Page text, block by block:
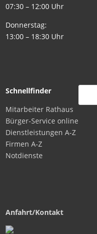
07:30 – 12:00 Uhr
Donnerstag:
13:00 – 18:30 Uhr
Schnellfinder
Mitarbeiter Rathaus
Bürger-Service online
Dienstleistungen A-Z
Firmen A-Z
Notdienste
Anfahrt/Kontakt